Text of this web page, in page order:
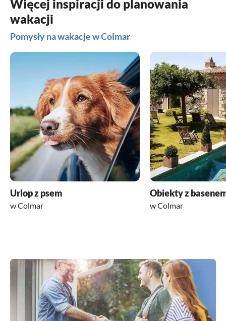
Więcej inspiracji do planowania
wakacji
Pomysły na wakacje w Colmar
Urlop z psem
w Colmar
Obiekty z
w Colmar